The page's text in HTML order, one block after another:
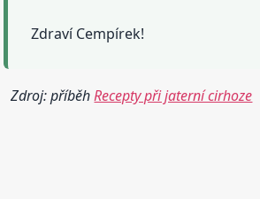
Zdraví Cempírek!
Zdroj: příběhRecepty při jaterní cirhoze